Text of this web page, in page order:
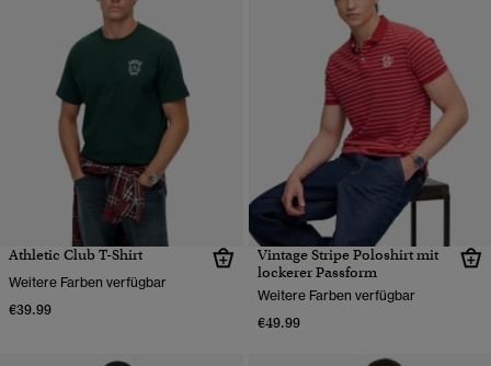
Athletic Club T-Shirt
Weitere Farben verfügbar
€39.99
Vintage Stripe Poloshirt mit
lockerer Passform
Weitere Farben verfügbar
€49.99